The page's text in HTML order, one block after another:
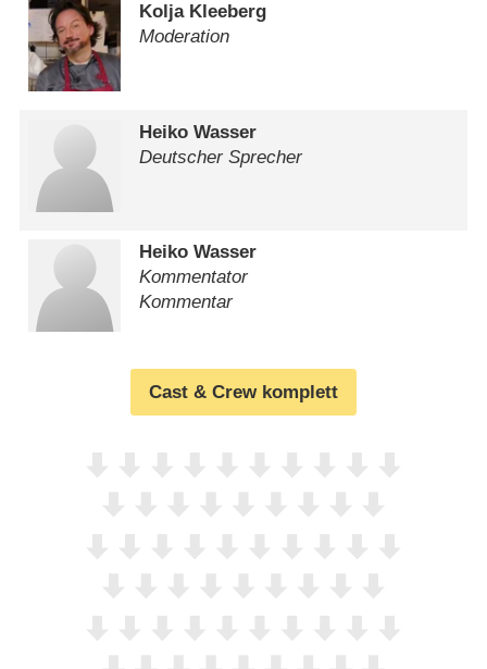
Kolja Kleeberg
Moderation
Heiko Wasser
Deutscher Sprecher
Heiko Wasser
Kommentator
Kommentar
Cast & Crew komplett